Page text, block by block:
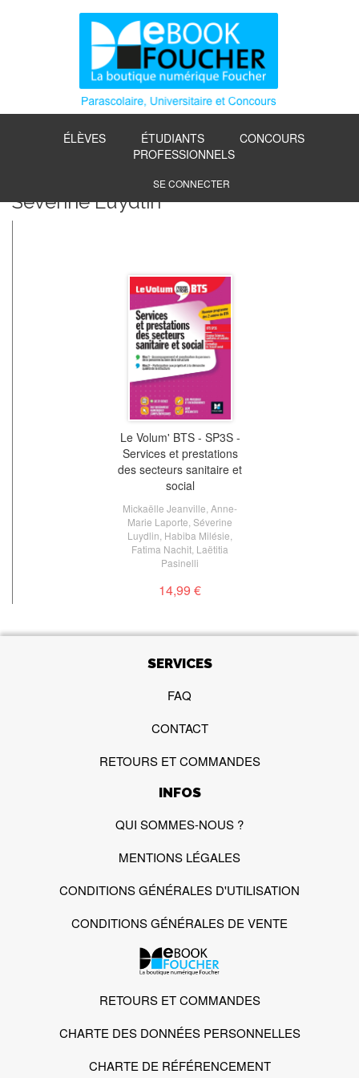
ÉLÈVES ÉTUDIANTS
CONCOURS
PROFESSIONNELS
SE CONNECTER
Séverine Luydlin
Le Volum' BTS - SP3S -
Services et prestations
des secteurs sanitaire et
social
Mickaëlle Jeanville Anne-
Marie Laporte Séverine
Luydlin Habiba Milésie
Fatima Nachit Laëtitia
Pasinelli
14,99 €
SERVICES
FAQ
CONTACT
RETOURS ET COMMANDES
INFOS
QUI SOMMES-NOUS ?
MENTIONS LÉGALES
CONDITIONS GÉNÉRALES D'UTILISATION
CONDITIONS GÉNÉRALES DE VENTE
RETOURS ET COMMANDES
CHARTE DES DONNÉES PERSONNELLES
CHARTE DE RÉFÉRENCEMENT